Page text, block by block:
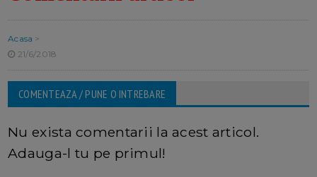
Acasa >
21/6/2018
COMENTEAZA / PUNE O INTREBARE
Nu exista comentarii la acest articol.
Adauga-l tu pe primul!